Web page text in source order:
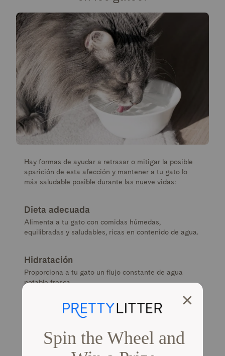
Hay formas de ayudar a retrasar o mitigar la posible
aparición de esta afección y mantener a tu gato lo
más saludable posible durante las nueve vidas:
Dieta adecuada
Alimenta a tu gato con comidas húmedas,
equilibradas y saludables, ricas en contenido de agua.
Hidratación
Proporciona a tu gato un flujo constante de agua
potable fresca.
Estilo de vida saludable
evitar la obesidad y la diabetes, que pueden estar
relacionadas con la insuficiencia renal.